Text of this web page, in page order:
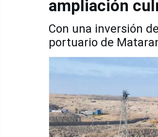
ampliación
Con una inversión
portuario de